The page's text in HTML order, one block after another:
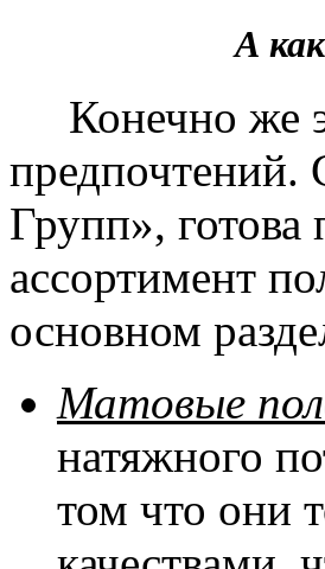
А
Конечно же
предпочтений.
Групп»,
ассортимент
основном
Матовые
натяжного
том что они